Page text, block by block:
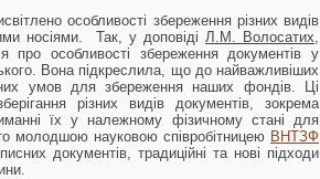
особливості збереження різних видів
носіями. Так, у доповіді Л.М. Волосатих
про особливості збереження документів у
Вона підкреслила, що до найважливіших
умов для збереження наших фондів. Ці
різних видів документів, зокрема
їх у належному фізичному стані для
молодшою науковою співробітницею ВНТЗФ
документів, традиційні та нові підходи